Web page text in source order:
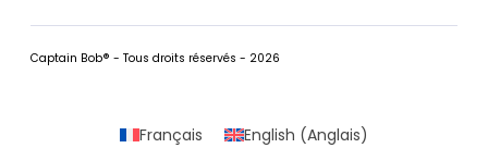
Captain Bob® - Tous droits réservés - 2026
Français English (Anglais)